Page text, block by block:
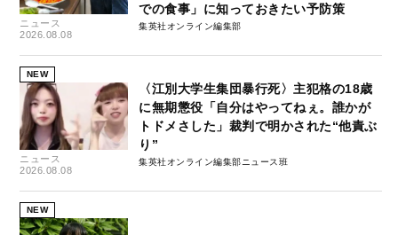
ニュース
2026.08.08
での食事」に知っておきたい予防策
集英社オンライン編集部
NEW
ニュース
2026.08.08
〈江別大学生集団暴行死〉主犯格の18歳
に無期懲役「自分はやってねぇ。誰かが
トドメさした」裁判で明かされた“他責ぶ
り”
集英社オンライン編集部ニュース班
NEW